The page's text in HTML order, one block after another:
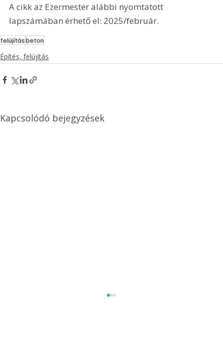
A cikk az Ezermester alábbi nyomtatott
lapszámában érhető el: 2025/február.
felújításbeton
Építés, felújítás
Kapcsolódó bejegyzések